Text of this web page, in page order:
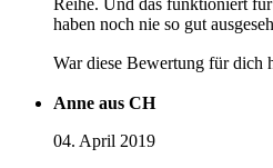
Reihe. Und das funktioniert
haben noch nie so gut
War diese Bewertung für dich
Anne aus CH
04. April 2019